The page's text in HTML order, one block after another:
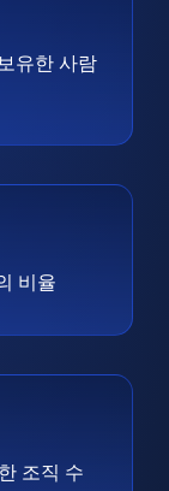
유한 사람
비율
조직 수